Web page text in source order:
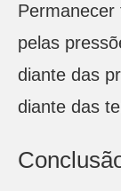
Permanecer
pelas
diante das
diante das